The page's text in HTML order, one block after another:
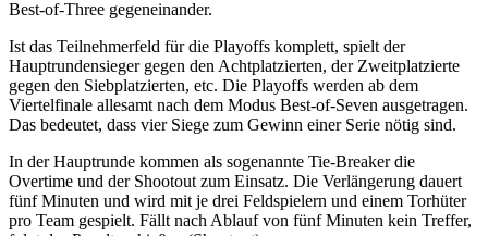
Best-of-Three gegeneinander.
Ist das Teilnehmerfeld für die Playoffs komplett, spielt der
Hauptrundensieger gegen den Achtplatzierten, der Zweitplatzierte
gegen den Siebplatzierten, etc. Die Playoffs werden ab dem
Viertelfinale allesamt nach dem Modus Best-of-Seven ausgetragen.
Das bedeutet, dass vier Siege zum Gewinn einer Serie nötig sind.
In der Hauptrunde kommen als sogenannte Tie-Breaker die
Overtime und der Shootout zum Einsatz. Die Verlängerung dauert
fünf Minuten und wird mit je drei Feldspielern und einem Torhüter
pro Team gespielt. Fällt nach Ablauf von fünf Minuten kein Treffer,